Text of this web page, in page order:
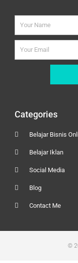
Categories
Belajar Bisnis
Belajar Iklan
Social Media
Blog
Contact Me
©